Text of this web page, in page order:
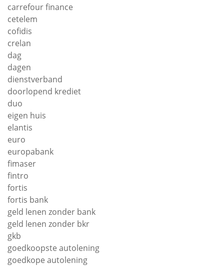
carrefour finance
cetelem
cofidis
crelan
dag
dagen
dienstverband
doorlopend krediet
duo
eigen huis
elantis
euro
europabank
fimaser
fintro
fortis
fortis bank
geld lenen zonder bank
geld lenen zonder bkr
gkb
goedkoopste autolening
goedkope autolening